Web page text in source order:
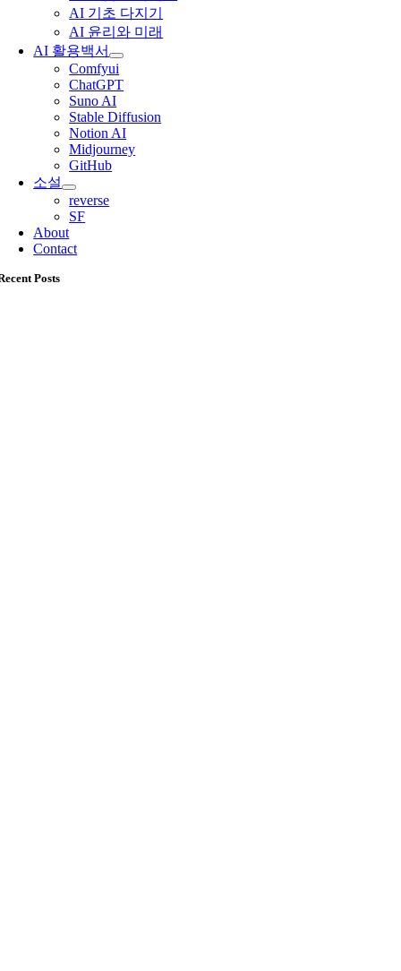
AI 기초 다지기
AI 윤리와 미래
AI 활용백서
Comfyui
ChatGPT
Suno AI
Stable Diffusion
Notion AI
Midjourney
GitHub
소설
reverse
SF
About
Contact
Posts